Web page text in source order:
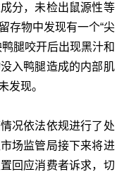
分，未检出鼠源性等
存物中发现有一个“尖
腿咬开后出现黑汁和
入鸭腿造成的内部肌
发现。
况依法依规进行了处
场监管局接下来将进
回应消费者诉求，切